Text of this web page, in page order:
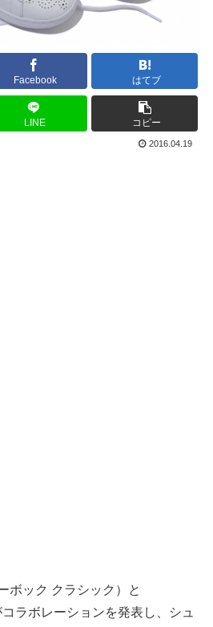
Facebook はてブ
LINE コピー
2016.04.19
ボック クラシック）と
ラボレーションを発表し、シュ